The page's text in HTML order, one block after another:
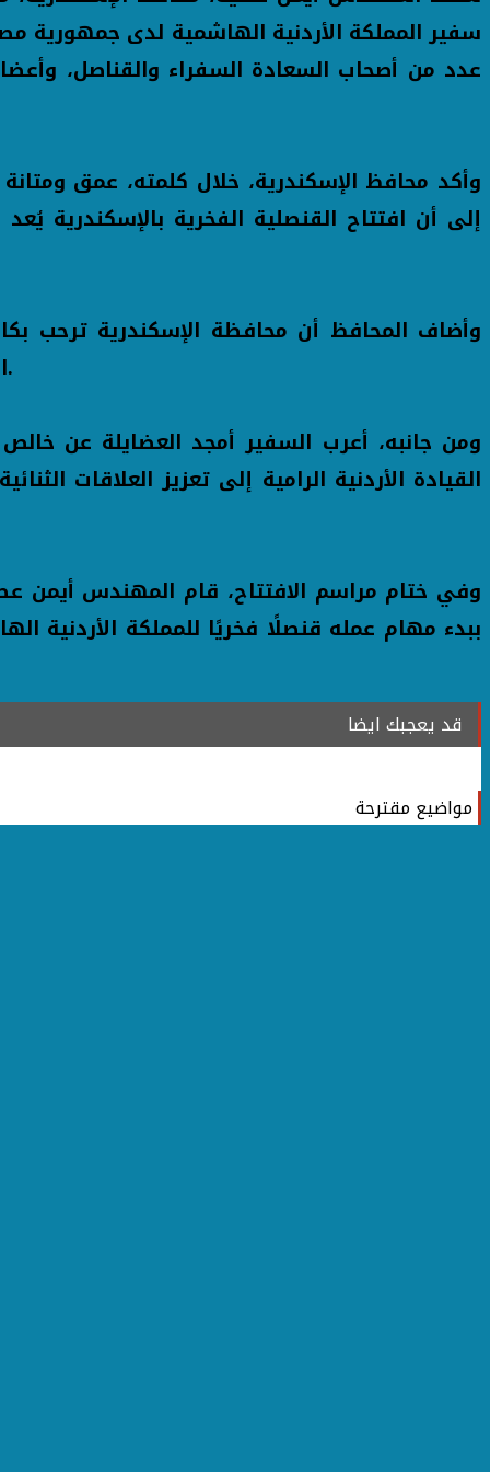
سفير المملكة الأردنية الهاشمية لدى جمهورية
عدد من أصحاب السعادة السفراء والقناصل،
إلى أن افتتاح القنصلية الفخرية بالإسكندرية
الإسكندرية كإحدى المدن الرائدة على ساحل البحر المتوسط، ومركزًا اقتصاديًا وتجاريًا وثقافيًا ودبلوماسيًا.
القيادة الأردنية الرامية إلى تعزيز العلاقات
ببدء مهام عمله قنصلًا فخريًا للمملكة الأردنية
قد يعجبك ايضا
مواضيع مقترحة